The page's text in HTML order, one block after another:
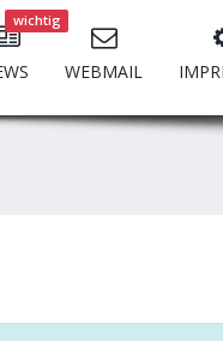
wichtig
WEBMAIL